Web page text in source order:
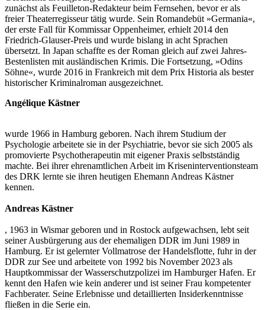
zunächst als Feuilleton-Redakteur beim Fernsehen, bevor er als
freier Theaterregisseur tätig wurde. Sein Romandebüt »Germania«,
der erste Fall für Kommissar Oppenheimer, erhielt 2014 den
Friedrich-Glauser-Preis und wurde bislang in acht Sprachen
übersetzt. In Japan schaffte es der Roman gleich auf zwei Jahres-
Bestenlisten mit ausländischen Krimis. Die Fortsetzung, »Odins
Söhne«, wurde 2016 in Frankreich mit dem Prix Historia als bester
historischer Kriminalroman ausgezeichnet.
Angélique Kästner
wurde 1966 in Hamburg geboren. Nach ihrem Studium der
Psychologie arbeitete sie in der Psychiatrie, bevor sie sich 2005 als
promovierte Psychotherapeutin mit eigener Praxis selbstständig
machte. Bei ihrer ehrenamtlichen Arbeit im Kriseninterventionsteam
des DRK lernte sie ihren heutigen Ehemann Andreas Kästner
kennen.
Andreas Kästner
, 1963 in Wismar geboren und in Rostock aufgewachsen, lebt seit
seiner Ausbürgerung aus der ehemaligen DDR im Juni 1989 in
Hamburg. Er ist gelernter Vollmatrose der Handelsflotte, fuhr in der
DDR zur See und arbeitete von 1992 bis November 2023 als
Hauptkommissar der Wasserschutzpolizei im Hamburger Hafen. Er
kennt den Hafen wie kein anderer und ist seiner Frau kompetenter
Fachberater. Seine Erlebnisse und detaillierten Insiderkenntnisse
fließen in die Serie ein.